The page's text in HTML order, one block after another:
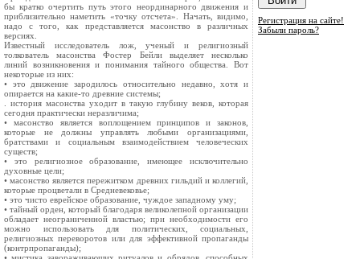
бы кратко очертить путь этого неординарного движения и
приблизительно наметить «точку отсчета». Начать, видимо,
надо с того, как представляется масонство в различных
версиях.
Известный исследователь лож, ученый и религиозный
толкователь масонства Фостер Бейли выделяет несколько
линий возникновения и понимания тайного общества. Вот
некоторые из них:
• это движение зародилось относительно недавно, хотя и
опирается на какие-то древние системы;
. история масонства уходит в такую глубину веков, которая
сегодня практически неразличима;
• масонство является воплощением принципов и законов,
которые не должны управлять любыми организациями,
братствами и социальным взаимодействием человеческих
существ;
• это религиозное образование, имеющее исключительно
духовные цели;
• масонство является пережитком древних гильдий и коллегий,
которые процветали в Средневековье;
• это чисто еврейское образование, чуждое западному уму;
• тайный орден, который благодаря великолепной организации
обладает неограниченной властью; при необходимости его
можно использовать для политических, социальных,
религиозных переворотов или для эффективной пропаганды
(контрпропаганды);
Регистрация на сайте!
Забыли пароль?